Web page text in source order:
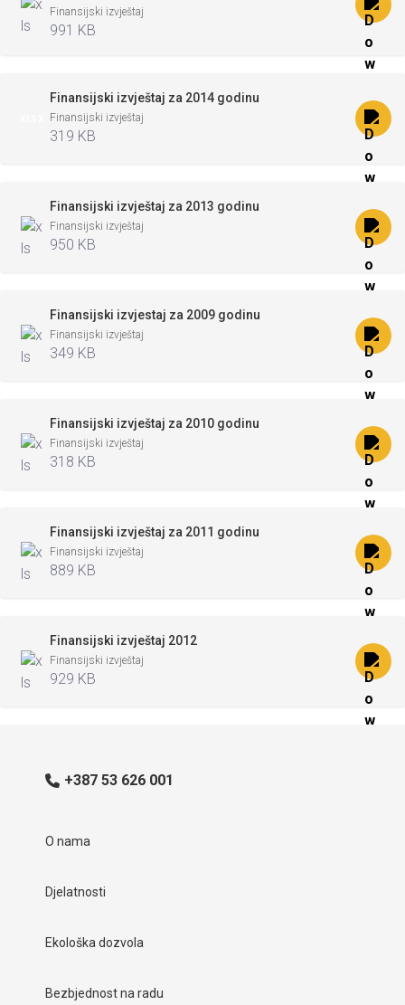
Finansijski izvještaj
991 KB
Finansijski izvještaj za 2014 godinu
Finansijski izvještaj
319 KB
Finansijski izvještaj za 2013 godinu
Finansijski izvještaj
950 KB
Finansijski izvjestaj za 2009 godinu
Finansijski izvještaj
349 KB
Finansijski izvještaj za 2010 godinu
Finansijski izvještaj
318 KB
Finansijski izvještaj za 2011 godinu
Finansijski izvještaj
889 KB
Finansijski izvještaj 2012
Finansijski izvještaj
929 KB
+387 53 626 001
O nama
Djelatnosti
Ekološka dozvola
Bezbjednost na radu